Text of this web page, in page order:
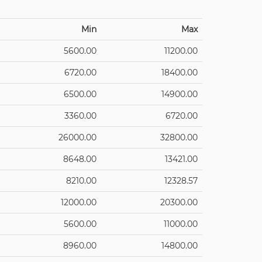
Min Max
5600.00 11200.00
6720.00 18400.00
6500.00 14900.00
3360.00 6720.00
26000.00 32800.00
8648.00 13421.00
8210.00 12328.57
12000.00 20300.00
5600.00 11000.00
8960.00 14800.00